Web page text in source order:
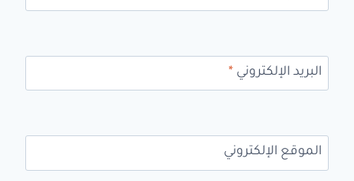
البريد الإلكتروني *
الموقع الإلكتروني